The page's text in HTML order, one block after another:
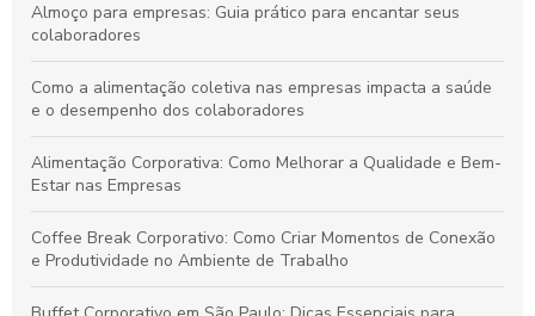
Almoço para empresas: Guia prático para encantar seus
colaboradores
Como a alimentação coletiva nas empresas impacta a saúde
e o desempenho dos colaboradores
Alimentação Corporativa: Como Melhorar a Qualidade e Bem-
Estar nas Empresas
Coffee Break Corporativo: Como Criar Momentos de Conexão
e Produtividade no Ambiente de Trabalho